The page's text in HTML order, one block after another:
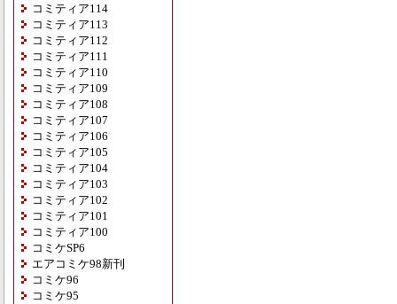
コミティア114
コミティア113
コミティア112
コミティア111
コミティア110
コミティア109
コミティア108
コミティア107
コミティア106
コミティア105
コミティア104
コミティア103
コミティア102
コミティア101
コミティア100
コミケSP6
エアコミケ98新刊
コミケ96
コミケ95